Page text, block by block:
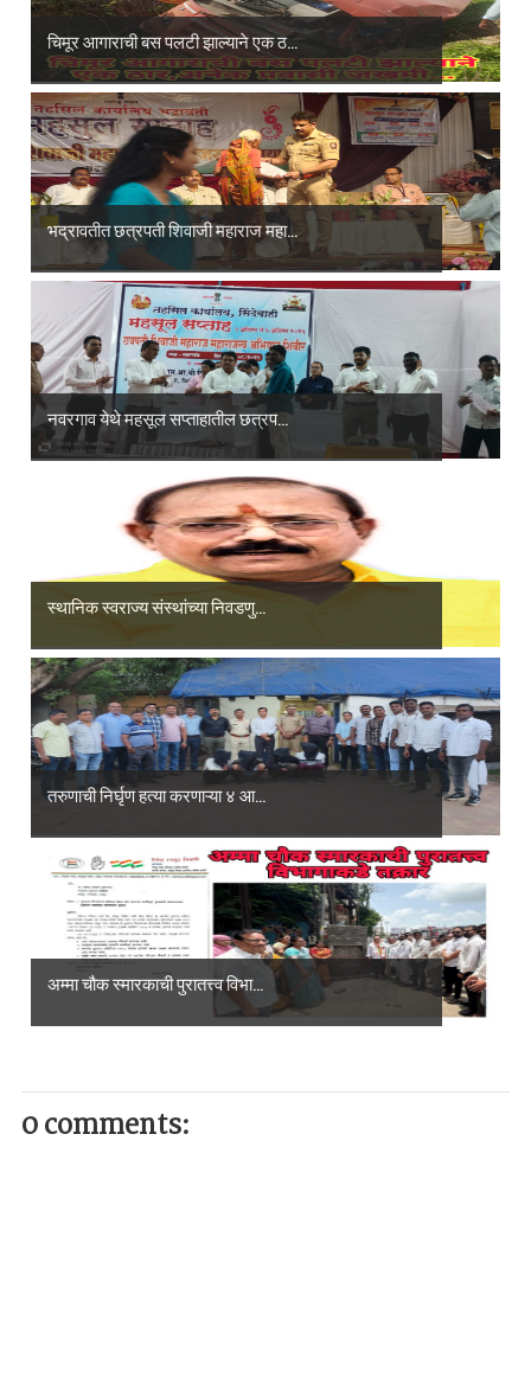
चिमूर आगाराची बस पलटी झाल्याने एक ठ...
भद्रावतीत छत्रपती शिवाजी महाराज महा...
नवरगाव येथे महसूल सप्ताहातील छत्रप...
स्थानिक स्वराज्य संस्थांच्या निवडणु...
तरुणाची निर्घृण हत्या करणाऱ्या ४ आ...
अम्मा चौक स्मारकाची पुरातत्त्व विभा...
0 comments: